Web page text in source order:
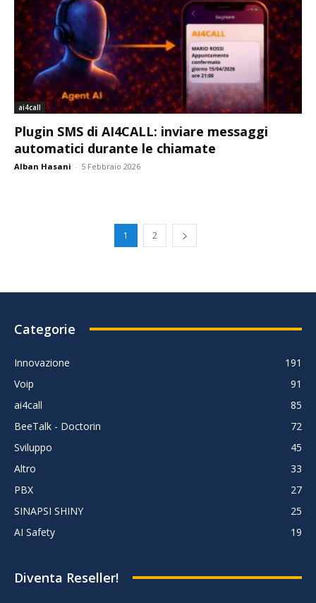
ai4call
Plugin SMS di AI4CALL: inviare messaggi
automatici durante le chiamate
Alban Hasani - 5 Febbraio 2026
1 2
Categorie
Innovazione
191
Voip
91
ai4call
85
BeeTalk - Doctorin
72
Sviluppo
45
Altro
33
PBX
27
SINAPSI SHINY
25
AI Safety
19
Diventa Reseller!